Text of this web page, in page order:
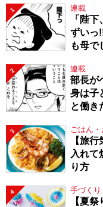
1 連載
「陛
ずいっ
も母で
2 連載
部長が
身は子
と働き
3 ごはん
【旅
入れて
り方
4 手づくり
【夏